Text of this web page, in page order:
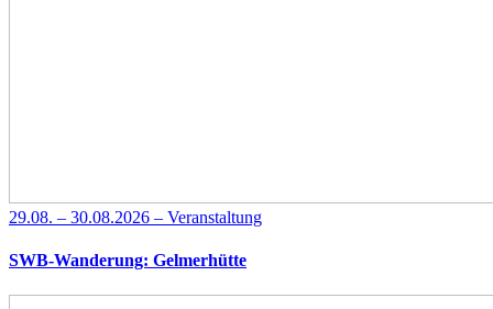
29.08. – 30.08.2026 – Veranstaltung
SWB-Wanderung: Gelmerhütte